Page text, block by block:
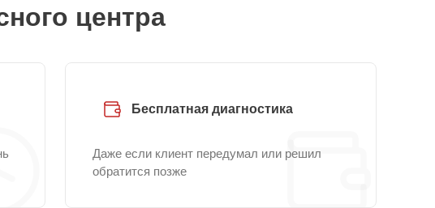
центра
Бесплатная диагностика
Даже если клиент передумал или решил
обратится позже